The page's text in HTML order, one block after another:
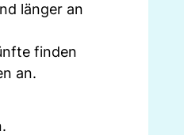
länger an
finden
an.